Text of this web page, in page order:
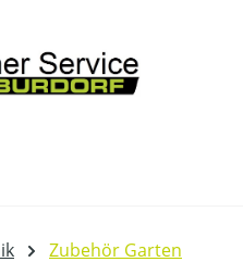
Zubehör Garten